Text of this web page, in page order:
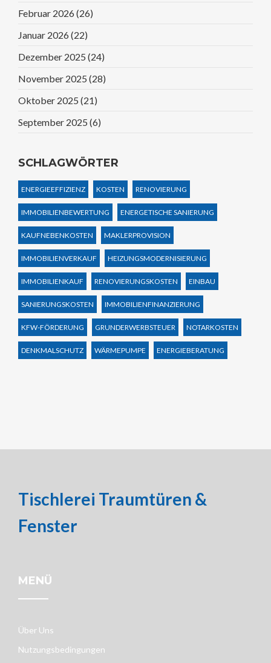
Februar 2026 (26)
Januar 2026 (22)
Dezember 2025 (24)
November 2025 (28)
Oktober 2025 (21)
September 2025 (6)
SCHLAGWÖRTER
ENERGIEEFFIZIENZ KOSTEN RENOVIERUNG
IMMOBILIENBEWERTUNG ENERGETISCHE SANIERUNG
KAUFNEBENKOSTEN MAKLERPROVISION
IMMOBILIENVERKAUF HEIZUNGSMODERNISIERUNG
IMMOBILIENKAUF RENOVIERUNGSKOSTEN EINBAU
SANIERUNGSKOSTEN IMMOBILIENFINANZIERUNG
KFW-FÖRDERUNG GRUNDERWERBSTEUER NOTARKOSTEN
DENKMALSCHUTZ WÄRMEPUMPE ENERGIEBERATUNG
Tischlerei Traumtüren &
Fenster
MENÜ
Über Uns
Nutzungsbedingungen